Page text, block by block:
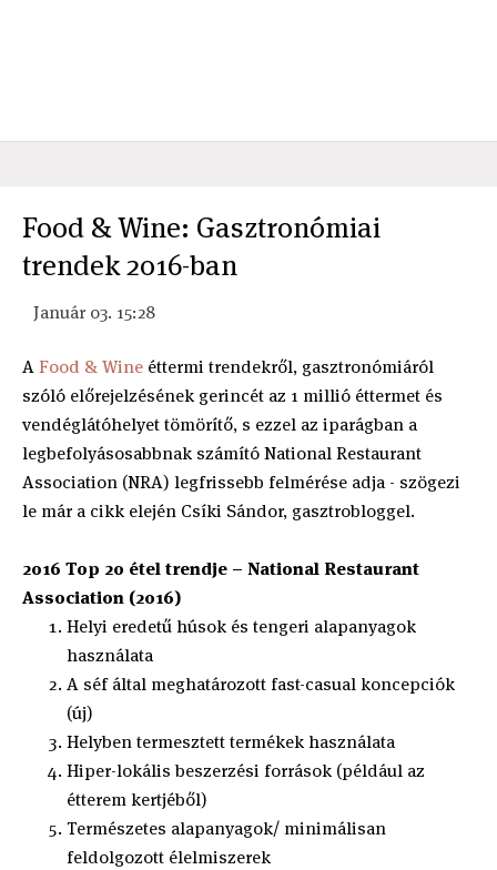
Food & Wine: Gasztronómiai
trendek 2016-ban
Január 03. 15:28
AFood & Wine éttermi trendekről, gasztronómiáról
szóló előrejelzésének gerincét az 1 millió éttermet és
vendéglátóhelyet tömörítő, s ezzel az iparágban a
legbefolyásosabbnak számító National Restaurant
Association (NRA) legfrissebb felmérése adja - szögezi
le már a cikk elején Csíki Sándor, gasztrobloggel.
2016 Top 20 étel trendje – National Restaurant
Association (2016)
Helyi eredetű húsok és tengeri alapanyagok
használata
A séf által meghatározott fast-casual koncepciók
(új)
Helyben termesztett termékek használata
Hiper-lokális beszerzési források (például az
étterem kertjéből)
Természetes alapanyagok/ minimálisan
feldolgozott élelmiszerek